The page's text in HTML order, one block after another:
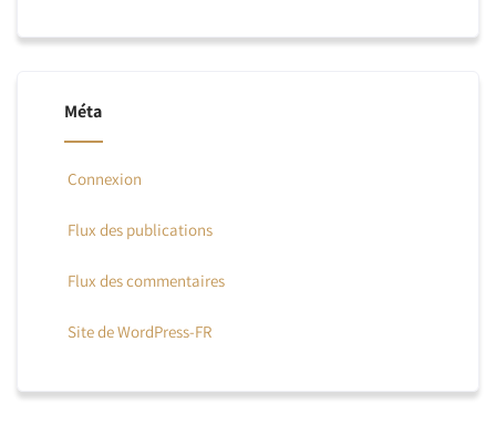
Méta
Connexion
Flux des publications
Flux des commentaires
Site de WordPress-FR